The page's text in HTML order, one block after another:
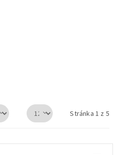
Stránka 1 z 5